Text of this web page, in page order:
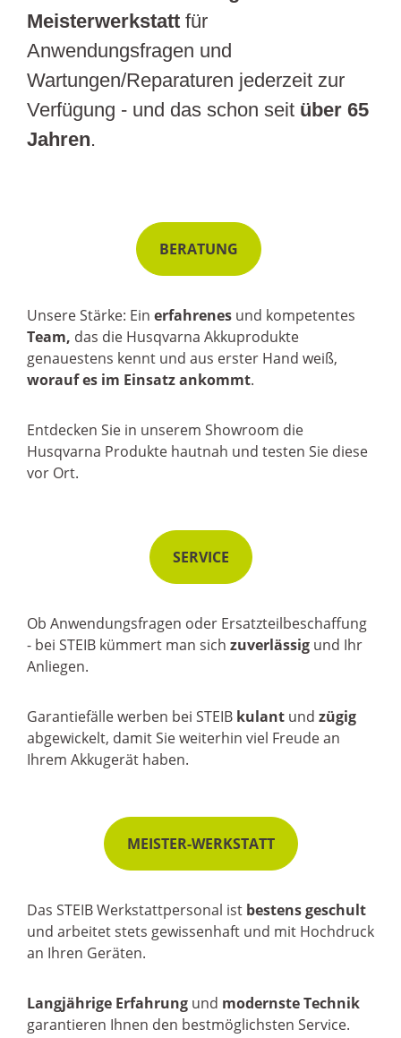
Meisterwerkstatt für
Anwendungsfragen und
Wartungen/Reparaturen jederzeit zur
Verfügung - und das schon seit über 65
Jahren.
BERATUNG
Unsere Stärke: Ein erfahrenes und kompetentes
Team, das die Husqvarna Akkuprodukte
genauestens kennt und aus erster Hand weiß,
worauf es im Einsatz ankommt.
Entdecken Sie in unserem Showroom die
Husqvarna Produkte hautnah und testen Sie diese
vor Ort.
SERVICE
Ob Anwendungsfragen oder Ersatzteilbeschaffung
- bei STEIB kümmert man sich zuverlässig und Ihr
Anliegen.
Garantiefälle werben bei STEIB kulant und zügig
abgewickelt, damit Sie weiterhin viel Freude an
Ihrem Akkugerät haben.
MEISTER-WERKSTATT
Das STEIB Werkstattpersonal ist bestens geschult
und arbeitet stets gewissenhaft und mit Hochdruck
an Ihren Geräten.
Langjährige Erfahrung und modernste Technik
garantieren Ihnen den bestmöglichsten Service.